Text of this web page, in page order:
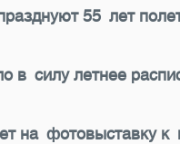
55 лет
в силу летнее
на фотовыставку